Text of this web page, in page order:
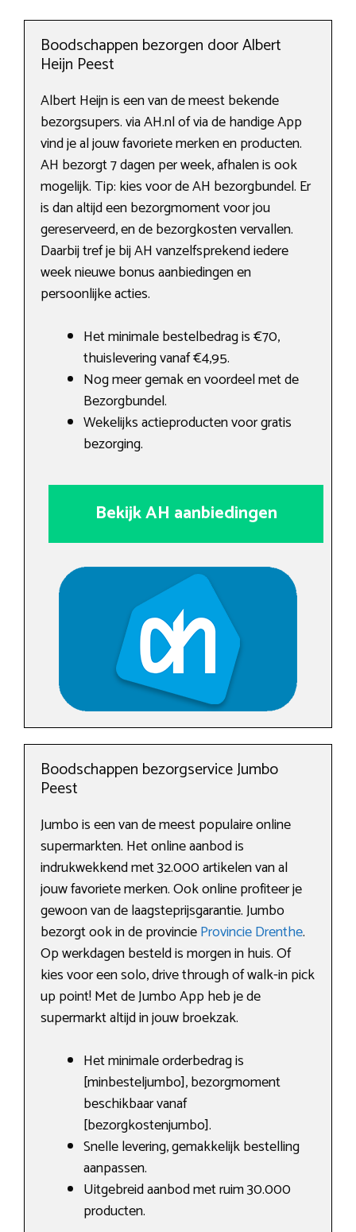
Boodschappen bezorgen door Albert
Heijn Peest
Albert Heijn is een van de meest bekende
bezorgsupers. via AH.nl of via de handige App
vind je al jouw favoriete merken en producten.
AH bezorgt 7 dagen per week, afhalen is ook
mogelijk. Tip: kies voor de AH bezorgbundel. Er
is dan altijd een bezorgmoment voor jou
gereserveerd, en de bezorgkosten vervallen.
Daarbij tref je bij AH vanzelfsprekend iedere
week nieuwe bonus aanbiedingen en
persoonlijke acties.
Het minimale bestelbedrag is €70,
thuislevering vanaf €4,95.
Nog meer gemak en voordeel met de
Bezorgbundel.
Wekelijks actieproducten voor gratis
bezorging.
Bekijk AH aanbiedingen
Boodschappen bezorgservice Jumbo
Peest
Jumbo is een van de meest populaire online
supermarkten. Het online aanbod is
indrukwekkend met 32.000 artikelen van al
jouw favoriete merken. Ook online profiteer je
gewoon van de laagsteprijsgarantie. Jumbo
bezorgt ook in de provincieProvincie Drenthe.
Op werkdagen besteld is morgen in huis. Of
kies voor een solo, drive through of walk-in pick
up point! Met de Jumbo App heb je de
supermarkt altijd in jouw broekzak.
Het minimale orderbedrag is
[minbesteljumbo], bezorgmoment
beschikbaar vanaf
[bezorgkostenjumbo].
Snelle levering, gemakkelijk bestelling
aanpassen.
Uitgebreid aanbod met ruim 30.000
producten.